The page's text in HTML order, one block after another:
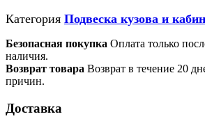
Категория Подвеска кузова и
Безопасная покупка Оплата только
наличия.
Возврат товара Возврат в течение 20
причин.
Доставка